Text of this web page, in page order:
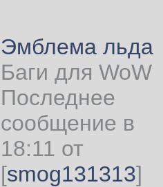
Эмблема льда
Баги для WoW
Последнее
сообщение в
18:11 от
[smog131313]